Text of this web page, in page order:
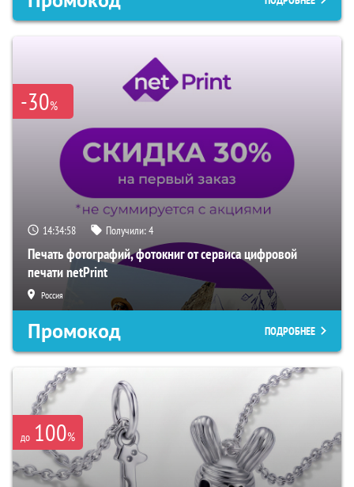
-30%
14:34:57 Получили:4
Печать фотографий, фотокниг от сервиса цифровой
печати netPrint
Россия
Промокод ПОДРОБНЕЕ
до 100%